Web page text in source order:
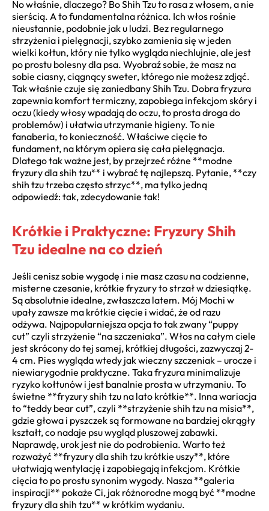
No właśnie, dlaczego? Bo Shih Tzu to rasa z włosem, a nie
sierścią. A to fundamentalna różnica. Ich włos rośnie
nieustannie, podobnie jak u ludzi. Bez regularnego
strzyżenia i pielęgnacji, szybko zamienia się w jeden
wielki kołtun, który nie tylko wygląda niechlujnie, ale jest
po prostu bolesny dla psa. Wyobraź sobie, że masz na
sobie ciasny, ciągnący sweter, którego nie możesz zdjąć.
Tak właśnie czuje się zaniedbany Shih Tzu. Dobra fryzura
zapewnia komfort termiczny, zapobiega infekcjom skóry i
oczu (kiedy włosy wpadają do oczu, to prosta droga do
problemów) i ułatwia utrzymanie higieny. To nie
fanaberia, to konieczność. Właściwe cięcie to
fundament, na którym opiera się cała pielęgnacja.
Dlatego tak ważne jest, by przejrzeć różne **modne
fryzury dla shih tzu** i wybrać tę najlepszą. Pytanie, **czy
shih tzu trzeba często strzyc**, ma tylko jedną
odpowiedź: tak, zdecydowanie tak!
Krótkie i Praktyczne: Fryzury Shih
Tzu idealne na co dzień
Jeśli cenisz sobie wygodę i nie masz czasu na codzienne,
misterne czesanie, krótkie fryzury to strzał w dziesiątkę.
Są absolutnie idealne, zwłaszcza latem. Mój Mochi w
upały zawsze ma krótkie cięcie i widać, że od razu
odżywa. Najpopularniejsza opcja to tak zwany “puppy
cut” czyli strzyżenie “na szczeniaka”. Włos na całym ciele
jest skrócony do tej samej, krótkiej długości, zazwyczaj 2-
4 cm. Pies wygląda wtedy jak wieczny szczeniak – urocze i
niewiarygodnie praktyczne. Taka fryzura minimalizuje
ryzyko kołtunów i jest banalnie prosta w utrzymaniu. To
świetne **fryzury shih tzu na lato krótkie**. Inna wariacja
to “teddy bear cut”, czyli **strzyżenie shih tzu na misia**,
gdzie głowa i pyszczek są formowane na bardziej okrągły
kształt, co nadaje psu wygląd pluszowej zabawki.
Naprawdę, urok jest nie do podrobienia. Warto też
rozważyć **fryzury dla shih tzu krótkie uszy**, które
ułatwiają wentylację i zapobiegają infekcjom. Krótkie
cięcia to po prostu synonim wygody. Nasza **galeria
inspiracji** pokaże Ci, jak różnorodne mogą być **modne
fryzury dla shih tzu** w krótkim wydaniu.